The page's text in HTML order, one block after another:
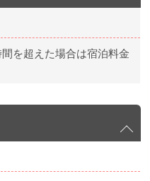
を超えた場合は宿泊料金